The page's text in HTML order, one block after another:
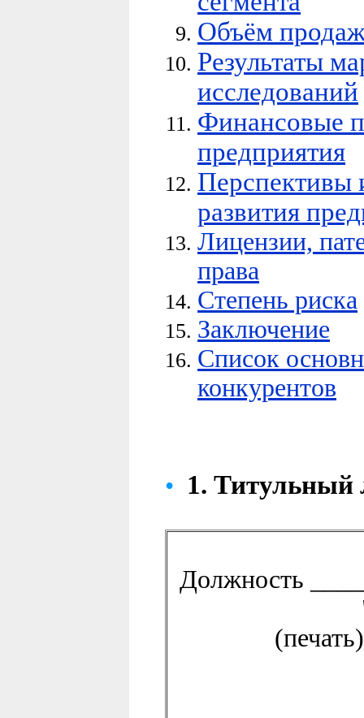
Объём
Результаты
исследований
Финансовые
предприятия
Перспективы
развития
Лицензии,
права
Степень риска
Заключение
Список
конкурентов
• 1. Титульный
Должность